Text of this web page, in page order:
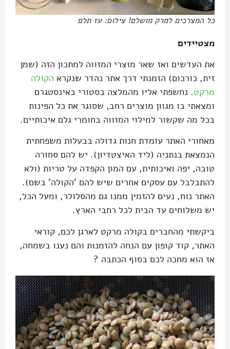
כל המצרכים למרק מושלם! צילום: עז תלם
מצטיידים
את העדשים ואז שאר מוצרי המזווה למתכון הזה (שמן
זית, כורכום) הזמנתי דרך אתר נהדר שנקרא הקולה
מרקט. נחשפתי אליו מהמלצה בסטורי באינסטגרם
ומצאתי בו מגוון מוצרים רחב, שסוגר את כל הפינות
בכל מה שקשור למילוי המזווה בחומרי גלם איכותיים.
מאחורי האתר עומדת חנות גדולה בבעלות משפחתית
הנמצאת בנתניה (ליד האיצטדיון). יש להם סחורה
טובה, יפה ואיכותית, עם המון הקפדה על טריות (ולא
להתבלבל עם עסקים אחרים שיש להם 'הקולה' בשם).
האתר נוח, נעים להזמין ממנו גם מהסלולר, ומעל הכל,
יש משלוחים עד הבית לכל רחבי הארץ.
ביקשתי מהחברים בקולה מרקט לארגן לכם, קוראי
האתר, קוד קופון עם הנחה להזמנות והם נענו בשמחה,
אז הוא מחכה לכם בסוף הכתבה ?